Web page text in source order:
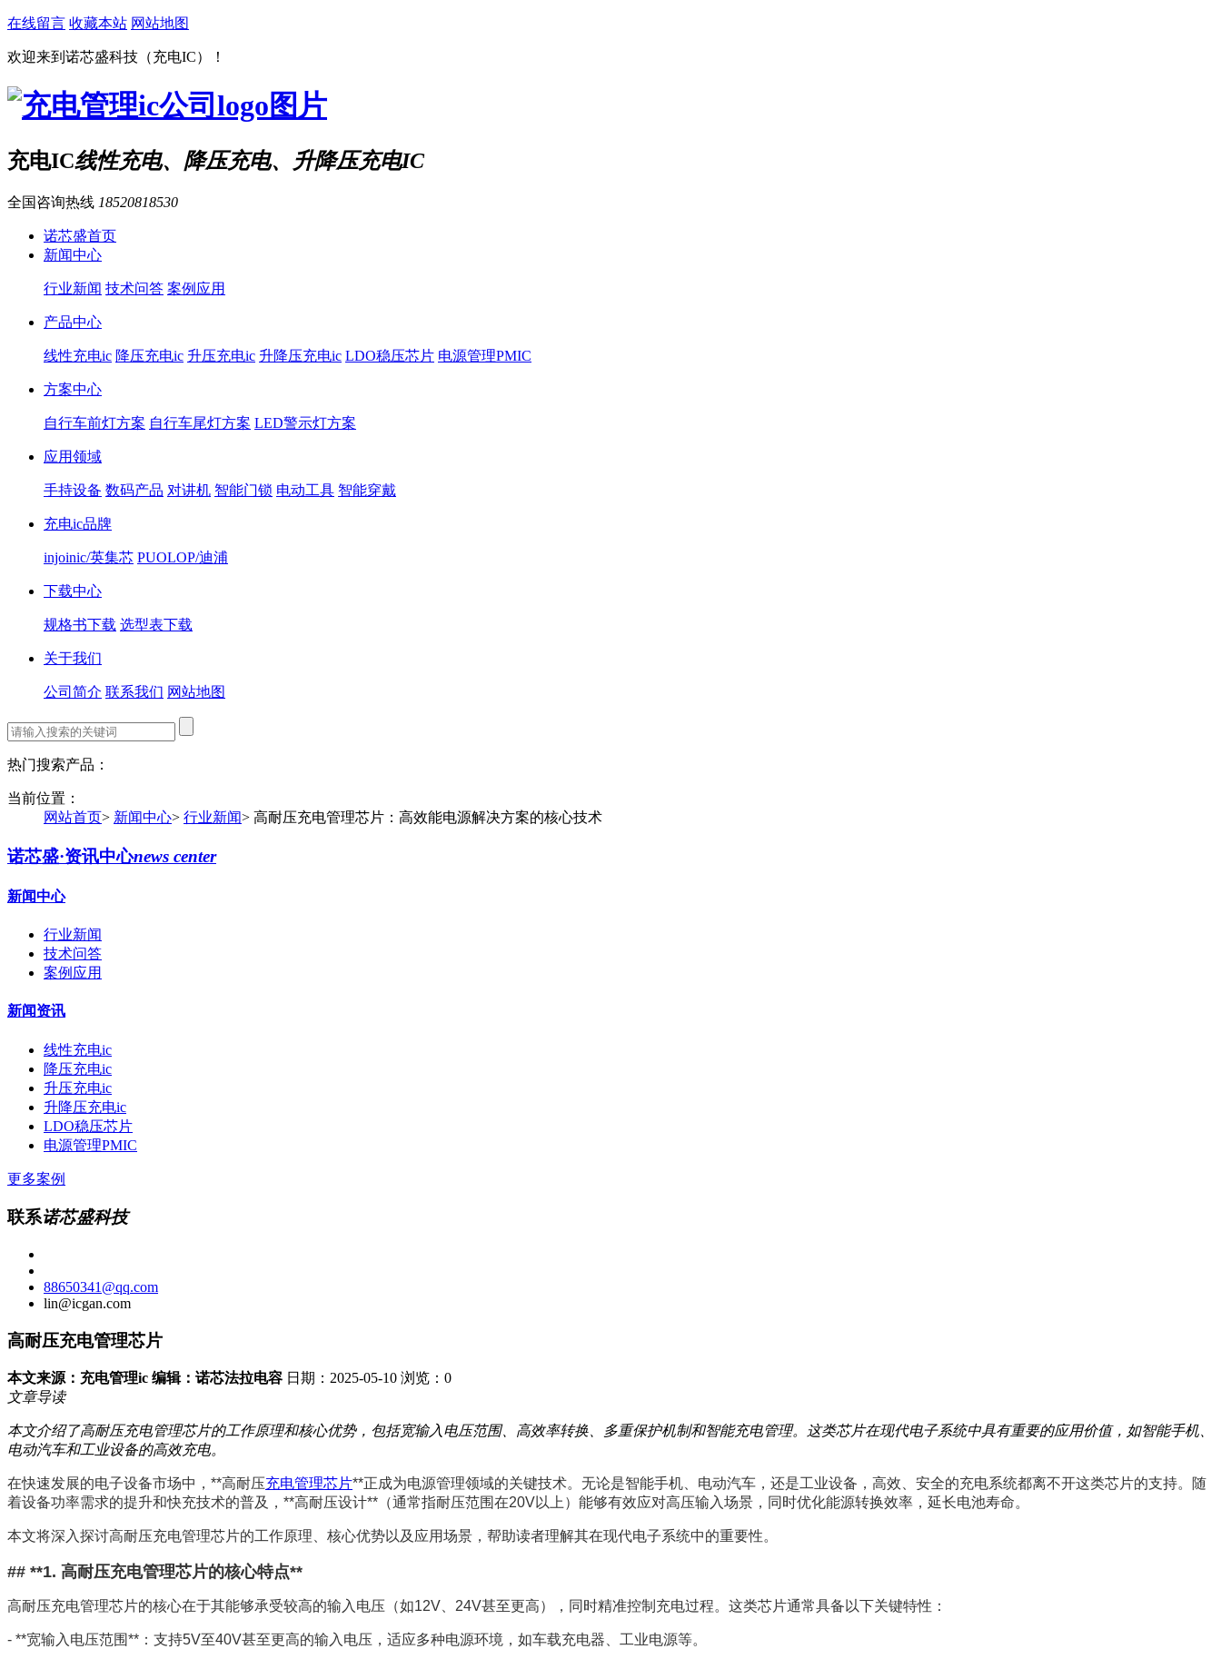
在线留言 收藏本站 网站地图
欢迎来到诺芯盛科技（充电IC）！
充电IC线性充电、降压充电、升降压充电IC
全国咨询热线 18520818530
诺芯盛首页
新闻中心
行业新闻 技术问答 案例应用
产品中心
线性充电ic 降压充电ic 升压充电ic 升降压充电ic LDO稳压芯片 电源管理PMIC
方案中心
自行车前灯方案 自行车尾灯方案 LED警示灯方案
应用领域
手持设备 数码产品 对讲机 智能门锁 电动工具 智能穿戴
充电ic品牌
injoinic/英集芯 PUOLOP/迪浦
下载中心
规格书下载 选型表下载
关于我们
公司简介 联系我们 网站地图
热门搜索产品：
当前位置：
网站首页> 新闻中心> 行业新闻> 高耐压充电管理芯片：高效能电源解决方案的核心技术
诺芯盛·资讯中心news center
新闻中心
行业新闻
技术问答
案例应用
新闻资讯
线性充电ic
降压充电ic
升压充电ic
升降压充电ic
LDO稳压芯片
电源管理PMIC
更多案例
联系诺芯盛科技
88650341@qq.com
lin@icgan.com
高耐压充电管理芯片
本文来源：充电管理ic 编辑：诺芯法拉电容 日期：2025-05-10 浏览： 0
文章导读
本文介绍了高耐压充电管理芯片的工作原理和核心优势，包括宽输入电压范围、高效率转换、多重保护机制和智能充电管理。这类芯片在现代电子系统中具有重要的应用价值，如智能手机、
电动汽车和工业设备的高效充电。
在快速发展的电子设备市场中，**高耐压充电管理芯片**正成为电源管理领域的关键技术。无论是智能手机、电动汽车，还是工业设备，高效、安全的充电系统都离不开这类芯片的支持。随
着设备功率需求的提升和快充技术的普及，**高耐压设计**（通常指耐压范围在20V以上）能够有效应对高压输入场景，同时优化能源转换效率，延长电池寿命。
本文将深入探讨高耐压充电管理芯片的工作原理、核心优势以及应用场景，帮助读者理解其在现代电子系统中的重要性。
## **1. 高耐压充电管理芯片的核心特点**
高耐压充电管理芯片的核心在于其能够承受较高的输入电压（如12V、24V甚至更高），同时精准控制充电过程。这类芯片通常具备以下关键特性：
- **宽输入电压范围**：支持5V至40V甚至更高的输入电压，适应多种电源环境，如车载充电器、工业电源等。